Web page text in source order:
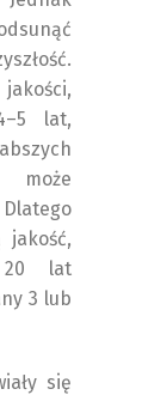
lat,
może
jakość,
20 lat
3 lub
się